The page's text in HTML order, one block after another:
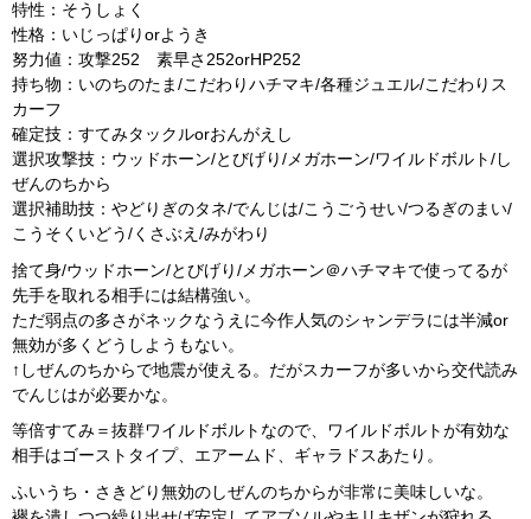
特性：そうしょく
性格：いじっぱりorようき
努力値：攻撃252 素早さ252orHP252
持ち物：いのちのたま/こだわりハチマキ/各種ジュエル/こだわりス
カーフ
確定技：すてみタックルorおんがえし
選択攻撃技：ウッドホーン/とびげり/メガホーン/ワイルドボルト/し
ぜんのちから
選択補助技：やどりぎのタネ/でんじは/こうごうせい/つるぎのまい/
こうそくいどう/くさぶえ/みがわり
捨て身/ウッドホーン/とびげり/メガホーン＠ハチマキで使ってるが
先手を取れる相手には結構強い。
ただ弱点の多さがネックなうえに今作人気のシャンデラには半減or
無効が多くどうしようもない。
↑しぜんのちからで地震が使える。だがスカーフが多いから交代読み
でんじはが必要かな。
等倍すてみ＝抜群ワイルドボルトなので、ワイルドボルトが有効な
相手はゴーストタイプ、エアームド、ギャラドスあたり。
ふいうち・さきどり無効のしぜんのちからが非常に美味しいな。